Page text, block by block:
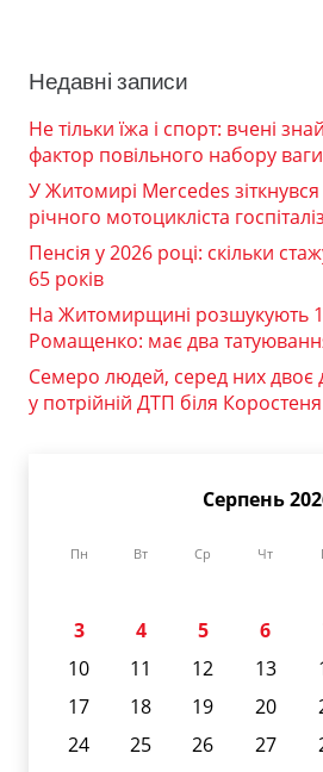
Недавні записи
Не тільки їжа і спорт: вчені
фактор повільного набору ваги
У Житомирі Mercedes
річного мотоцикліста
Пенсія у 2026 році: скільки
65 років
На Житомирщині розшукують
Ромащенко: має два
Семеро людей, серед них двоє
у потрійній ДТП біля Коростеня
Серпень
Пн Вт Ср Чт
3
4 5 6
10
11 12 13
17
18 19 20
24
25 26 27